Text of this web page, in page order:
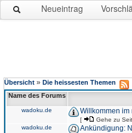
Neueintrag
Übersicht » Die heissesten Themen
Name des Forums
wadoku.de Willkommen im
[ Gehe zu
wadoku.de Ankündigung: